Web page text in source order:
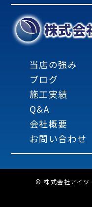
株式会
当店の強み
ブログ
施工実績
Q&A
会社概要
お問い合わせ
© 株式会社アイ